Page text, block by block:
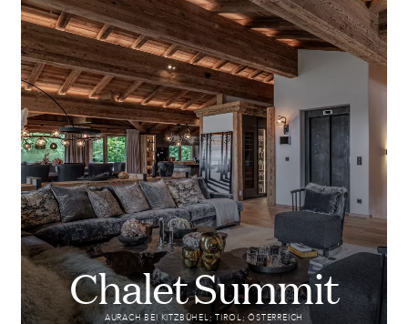
Chalet Summit
AURACH BEI KITZBÜHEL; TIROL; ÖSTERREICH